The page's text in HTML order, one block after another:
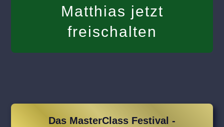
Matthias jetzt
freischalten
Das MasterClass Festival -